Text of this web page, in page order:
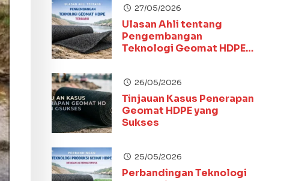
27/05/2026
Ulasan Ahli tentang
Pengembangan
Teknologi Geomat HDPE
26/05/2026
Tinjauan Kasus Penerapan
Geomat HDPE yang
Sukses
25/05/2026
Perbandingan Teknologi